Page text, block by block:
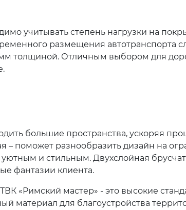
учитывать степень нагрузки на
размещения автотранспорта
толщиной. Отличным выбором для
большие пространства, ускоряя
– поможет разнообразить дизайн на
уютным и стильным. Двухслойная
фантазии клиента.
«Римский мастер» - это высокие
материал для благоустройства